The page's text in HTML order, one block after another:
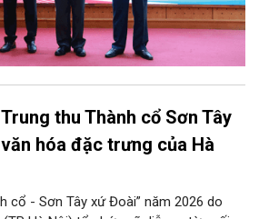
thu Thành cổ Sơn Tây
hóa đặc trưng của Hà
cổ - Sơn Tây xứ Đoài” năm 2026 do